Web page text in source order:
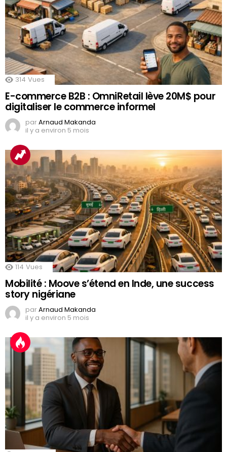
314 Vues
E-commerce B2B : OmniRetail lève 20M$ pour
digitaliser le commerce informel
parArnaud Makanda
il y a environ 5 mois
114 Vues
Mobilité : Moove s’étend en Inde, une success
story nigériane
parArnaud Makanda
il y a environ 5 mois